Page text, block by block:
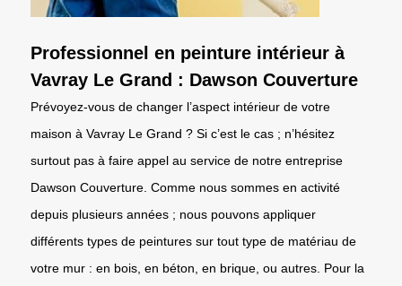
Professionnel en peinture intérieur à
Vavray Le Grand : Dawson Couverture
Prévoyez-vous de changer l’aspect intérieur de votre
maison à Vavray Le Grand ? Si c’est le cas ; n’hésitez
surtout pas à faire appel au service de notre entreprise
Dawson Couverture. Comme nous sommes en activité
depuis plusieurs années ; nous pouvons appliquer
différents types de peintures sur tout type de matériau de
votre mur : en bois, en béton, en brique, ou autres. Pour la